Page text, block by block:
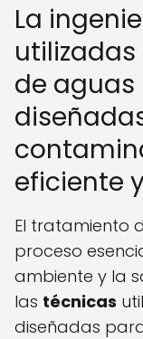
La
de aguas
eficiente
El tratamiento
proceso
ambiente y la
las técnicas
diseñadas